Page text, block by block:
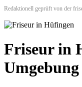
Redaktionell geprüft von der
Friseur in
Umgebung